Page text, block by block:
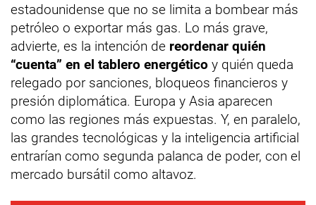
estadounidense que no se limita a bombear más
petróleo o exportar más gas. Lo más grave,
advierte, es la intención de reordenar quién
“cuenta” en el tablero energético y quién queda
relegado por sanciones, bloqueos financieros y
presión diplomática. Europa y Asia aparecen
como las regiones más expuestas. Y, en paralelo,
las grandes tecnológicas y la inteligencia artificial
entrarían como segunda palanca de poder, con el
mercado bursátil como altavoz.